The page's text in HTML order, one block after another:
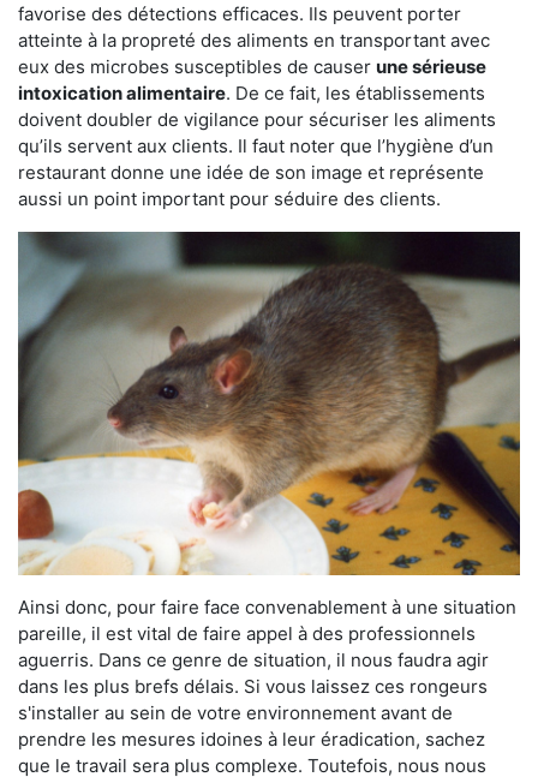
favorise des détections efficaces. Ils peuvent porter
atteinte à la propreté des aliments en transportant avec
eux des microbes susceptibles de causer une sérieuse
intoxication alimentaire. De ce fait, les établissements
doivent doubler de vigilance pour sécuriser les aliments
qu’ils servent aux clients. Il faut noter que l’hygiène d’un
restaurant donne une idée de son image et représente
aussi un point important pour séduire des clients.
Ainsi donc, pour faire face convenablement à une situation
pareille, il est vital de faire appel à des professionnels
aguerris. Dans ce genre de situation, il nous faudra agir
dans les plus brefs délais. Si vous laissez ces rongeurs
s'installer au sein de votre environnement avant de
prendre les mesures idoines à leur éradication, sachez
que le travail sera plus complexe. Toutefois, nous nous